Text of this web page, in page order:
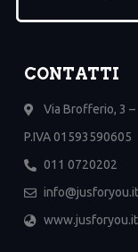
CONTATTI
Via Brofferio, 3 –
P.IVA 01593590605
011 0720202
info@jusforyou.it
www.jusforyou.it